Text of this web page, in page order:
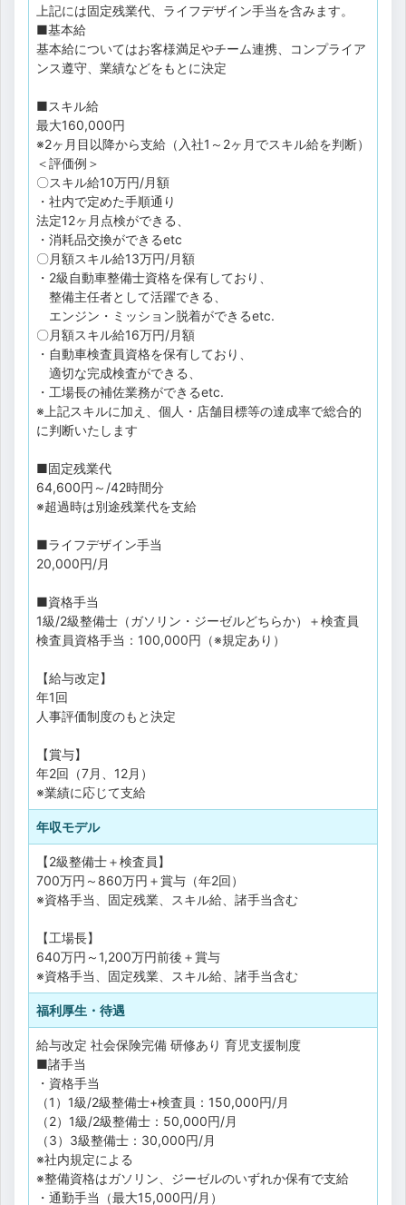
上記には固定残業代、ライフデザイン手当を含みます。
■基本給
基本給についてはお客様満足やチーム連携、コンプライア
ンス遵守、業績などをもとに決定
■スキル給
最大160,000円
※2ヶ月目以降から支給（入社1～2ヶ月でスキル給を判断）
＜評価例＞
〇スキル給10万円/月額
・社内で定めた手順通り
法定12ヶ月点検ができる、
・消耗品交換ができるetc
〇月額スキル給13万円/月額
・2級自動車整備士資格を保有しており、
整備主任者として活躍できる、
エンジン・ミッション脱着ができるetc.
〇月額スキル給16万円/月額
・自動車検査員資格を保有しており、
適切な完成検査ができる、
・工場長の補佐業務ができるetc.
※上記スキルに加え、個人・店舗目標等の達成率で総合的
に判断いたします
■固定残業代
64,600円～/42時間分
※超過時は別途残業代を支給
■ライフデザイン手当
20,000円/月
■資格手当
1級/2級整備士（ガソリン・ジーゼルどちらか）＋検査員
検査員資格手当：100,000円（※規定あり）
【給与改定】
年1回
人事評価制度のもと決定
【賞与】
年2回（7月、12月）
※業績に応じて支給
年収モデル
【2級整備士＋検査員】
700万円～860万円＋賞与（年2回）
※資格手当、固定残業、スキル給、諸手当含む
【工場長】
640万円～1,200万円前後＋賞与
※資格手当、固定残業、スキル給、諸手当含む
福利厚生・待遇
給与改定 社会保険完備 研修あり 育児支援制度
■諸手当
・資格手当
（1）1級/2級整備士+検査員：150,000円/月
（2）1級/2級整備士：50,000円/月
（3）3級整備士：30,000円/月
※社内規定による
※整備資格はガソリン、ジーゼルのいずれか保有で支給
・通勤手当（最大15,000円/月）